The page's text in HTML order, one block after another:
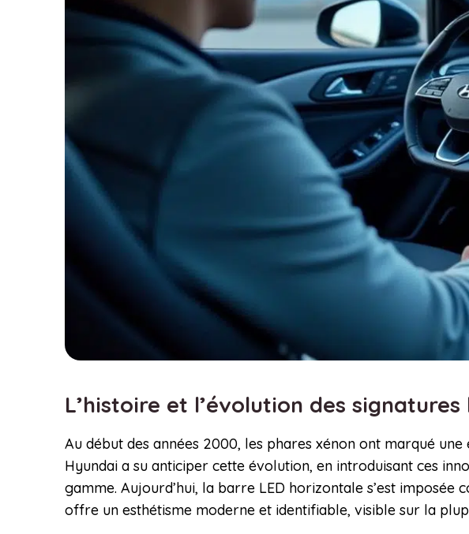
L’histoire et l’évolution des
Au début des années 2000, les phares xénon ont marqué
Hyundai a su anticiper cette évolution, en introduisant ces
gamme. Aujourd’hui, la barre LED horizontale s’est
offre un esthétisme moderne et identifiable, visible sur la